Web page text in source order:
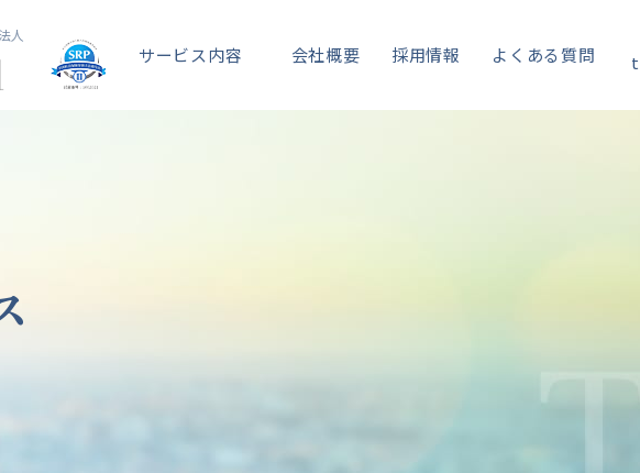
人
サービス内容 会社概要 採用情報 よくある質問